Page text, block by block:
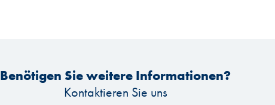
Benötigen Sie weitere Informationen?
Kontaktieren Sie uns